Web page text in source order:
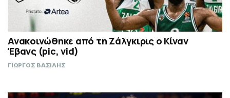
Ανακοινώθηκε από τη Ζάλγκιρις ο Κίναν
Έβανς (pic, vid)
ΓΙΩΡΓΟΣ ΒΑΣΙΛΗΣ